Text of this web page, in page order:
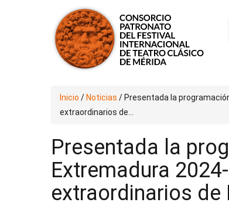
Inicio / Noticias / Presentada la
extraordinarios de...
Presentada la
Extremadura
extraordinarios de